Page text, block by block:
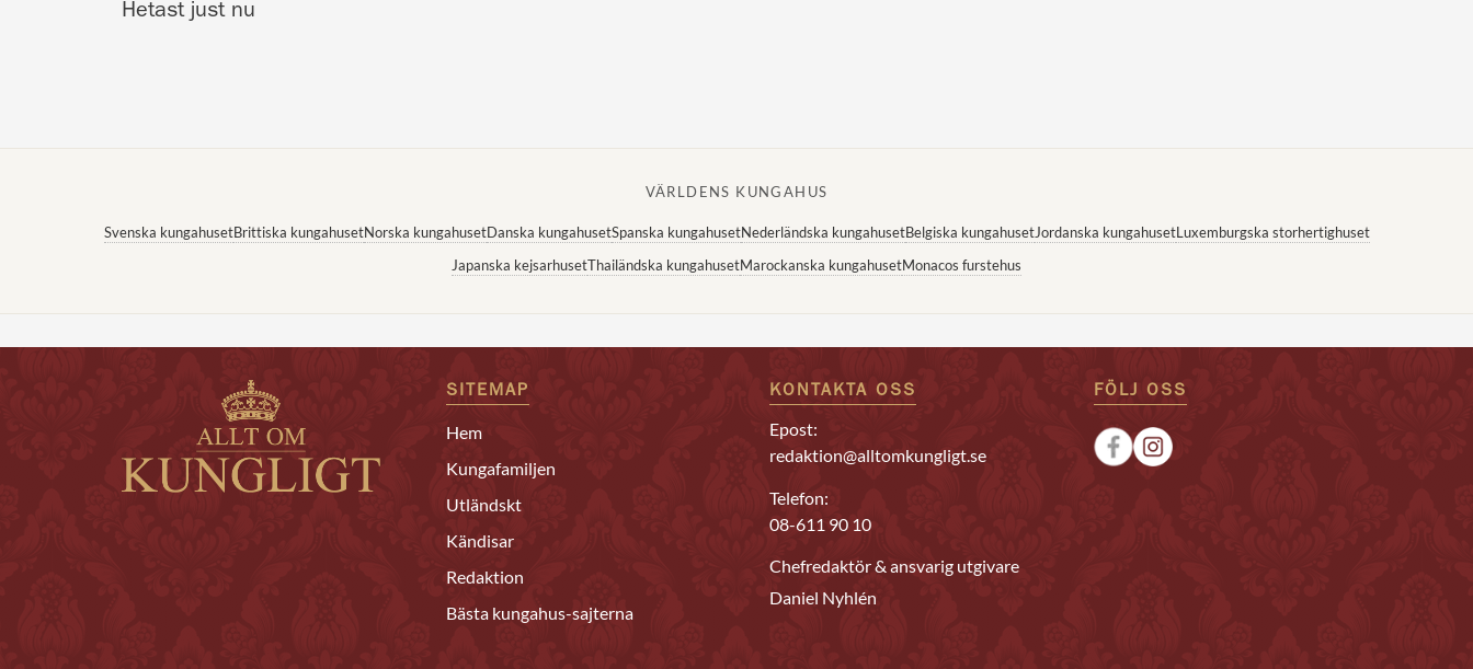
Hetast just nu
VÄRLDENS KUNGAHUS
Svenska kungahusetBrittiska kungahusetNorska kungahusetDanska kungahusetSpanska kungahusetNederländska kungahusetBelgiska kungahusetJordanska kungahusetLuxemburgska storhertighuset
Japanska kejsarhusetThailändska kungahusetMarockanska kungahusetMonacos furstehus
SITEMAP
Hem
Kungafamiljen
Utländskt
Kändisar
Redaktion
Bästa kungahus-sajterna
KONTAKTA OSS
Epost:
redaktion@alltomkungligt.se
Telefon:
08-611 90 10
Chefredaktör & ansvarig utgivare
Daniel Nyhlén
FÖLJ OSS